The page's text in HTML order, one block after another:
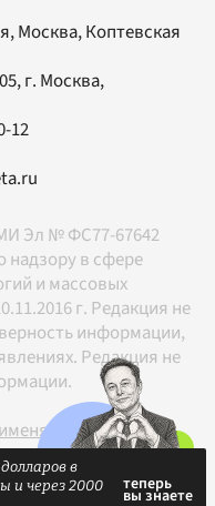
Москва, Коптевская
, г. Москва,
12
Эл № ФС77-67642
надзору в сфере
и массовых
г. Редакция не
информации,
Редакция не
с
в
и через 2000